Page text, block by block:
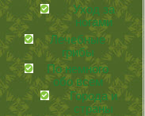
Уход за
ногами
Лечебные
грибы
По немного
обо всем
Города и
страны